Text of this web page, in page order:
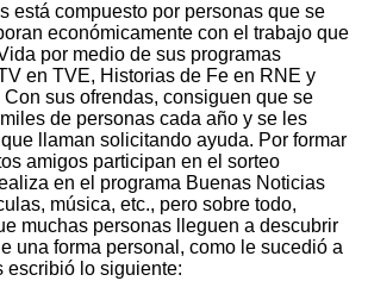
está compuesto por personas que se
económicamente con el trabajo que
por medio de sus programas
en TVE, Historias de Fe en RNE y
sus ofrendas, consiguen que se
de personas cada año y se les
llaman solicitando ayuda. Por formar
amigos participan en el sorteo
en el programa Buenas Noticias
música, etc., pero sobre todo,
muchas personas lleguen a descubrir
una forma personal, como le sucedió a
escribió lo siguiente: